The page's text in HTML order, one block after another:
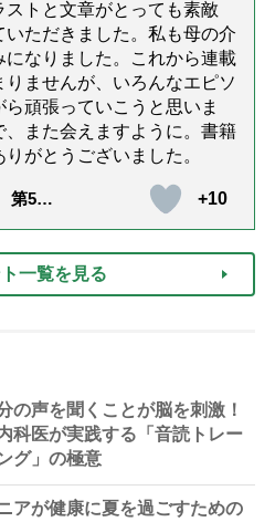
ストと文章がとっても素敵
ただきました。私も母の介
なりました。これから連載
ませんが、いろんなエピソ
頑張っていこうと思いま
また会えますように。書籍
がとうございました。
第500
+10
一覧を見る
の声を聞くことが脳を刺激！
科医が実践する「音読トレー
グ」の極意
アが健康に夏を過ごすための